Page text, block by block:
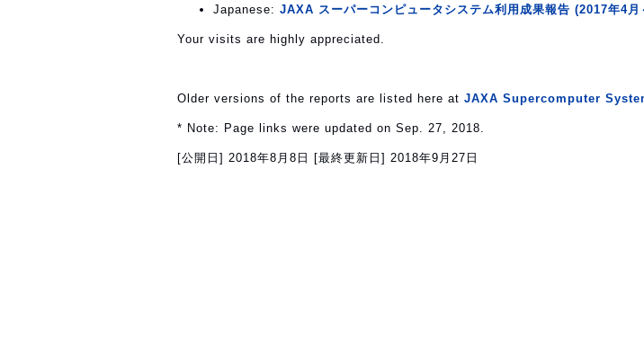
Japanese: JAXA スーパーコンピュータシステム利用成果報告 (2017年4月
Your visits are highly appreciated.
Older versions of the reports are listed here at JAXA Supercomputer
* Note: Page links were updated on Sep. 27, 2018.
[公開日] 2018年8月8日 [最終更新日] 2018年9月27日